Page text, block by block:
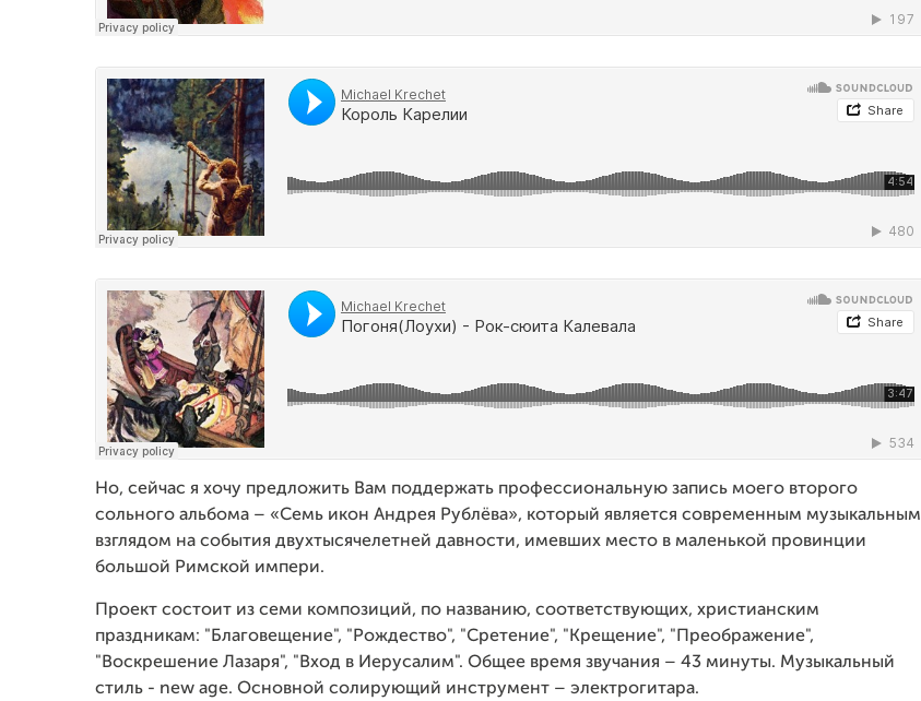
Но, сейчас я хочу предложить Вам поддержать профессиональную запись моего второго
сольного альбома – «Семь икон Андрея Рублёва», который является современным музыкальным
взглядом на события двухтысячелетней давности, имевших место в маленькой провинции
большой Римской импери.
Проект состоит из семи композиций, по названию, соответствующих, христианским
праздникам: "Благовещение", "Рождество", "Сретение", "Крещение", "Преображение",
"Воскрешение Лазаря", "Вход в Иерусалим". Общее время звучания – 43 минуты. Музыкальный
стиль - new age. Основной солирующий инструмент – электрогитара.